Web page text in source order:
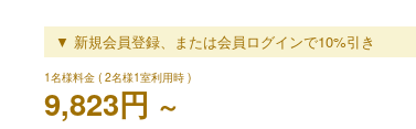
▼ 新規会員登録、または会員ログインで10%引き
1名様料金 ( 2名様1室利用時 )
9,823円 ～